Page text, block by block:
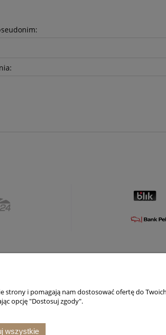
Formy płatności
strony i pomagają nam dostosować ofertę do
opcję "Dostosuj zgody".
wszystkie